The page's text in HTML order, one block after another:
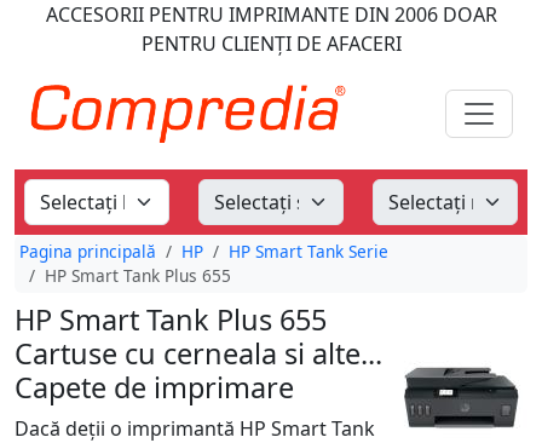
ACCESORII PENTRU IMPRIMANTE DIN 2006DOAR
PENTRU CLIENȚI DE AFACERI
Pagina principală HP
HP Smart Tank Serie
HP Smart Tank Plus 655
HP Smart Tank Plus 655
Cartuse cu cerneala si alte...
Capete de imprimare
Dacă deții o imprimantă HP Smart Tank